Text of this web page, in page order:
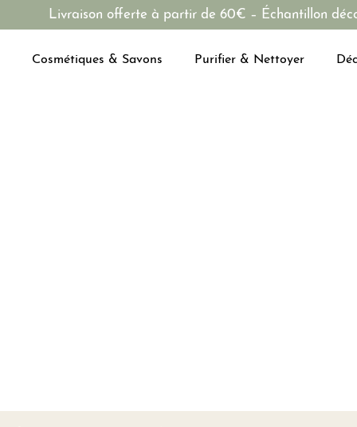
Livraison offerte à partir de 60€ – Échantillon
Cosmétiques & Savons Purifier & Nettoyer